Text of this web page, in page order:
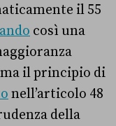
il 55
così una
il principio di
nell’articolo 48
della